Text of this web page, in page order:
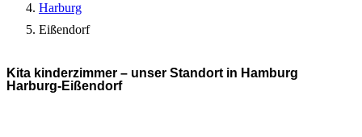
Harburg
Eißendorf
Kita kinderzimmer – unser Standort in Hamburg
Harburg-Eißendorf